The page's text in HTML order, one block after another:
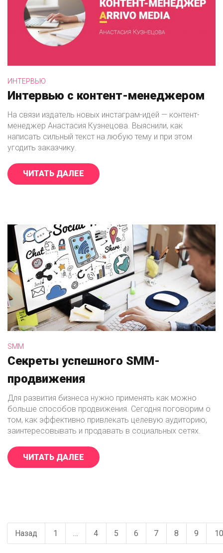
ИНТЕРВЬЮ
Интервью с контент-менеджером
На связи издатель новых инстаграм-идей — контент-
менеджер Анастасия Кузнецова. Выяснили, как
написать сильный текст на любую тему и при этом
угодить заказчику.
ЧИТАТЬ ДАЛЕЕ «ИНТЕРВЬЮ С КОНТЕНТ-
SMM
Секреты успешного SMM-
продвижения
Для развития бизнеса нужно применять как можно
больше способов продвижения. Сегодня поговорим о
том, как эффективно привлекать целевую аудиторию,
заинтересовывать и продавать в социальных сетях.
ЧИТАТЬ ДАЛЕЕ «СЕКРЕТЫ УСПЕШНОГО SMM-
Навигация
по
НазадПредыдущая
Страница
1 Страница
4 Страница
5 Страница
6 Страница
7 Страница
8 9 10